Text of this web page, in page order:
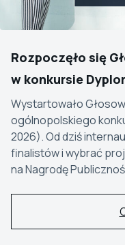
Rozpoczęło się
w konkursie
Wystartowało
ogólnopolskiego
2026). Od dziś
finalistów i wybrać
na Nagrodę